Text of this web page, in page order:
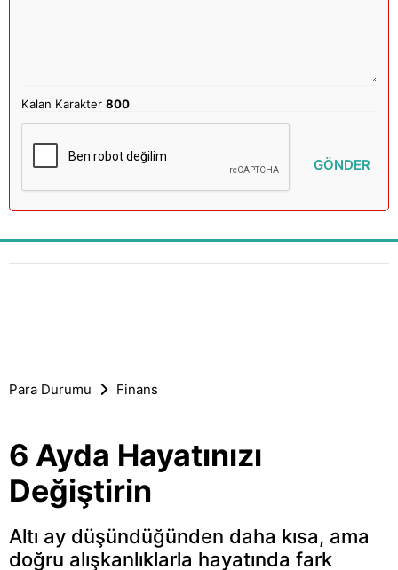
Kalan Karakter800
GÖNDER
Para Durumu Finans
6 Ayda Hayatınızı
Değiştirin
Altı ay düşündüğünden daha kısa, ama
doğru alışkanlıklarla hayatında fark